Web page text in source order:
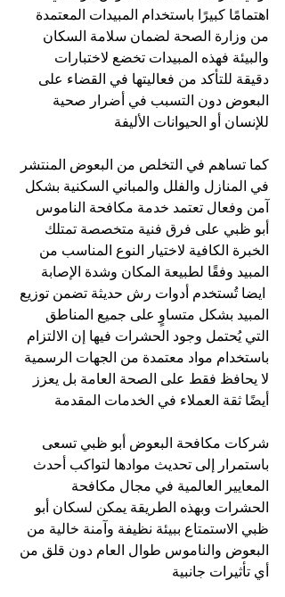
اهتمامًا كبيرًا باستخدام المبيدات المعتمدة
من وزارة الصحة لضمان سلامة السكان
والبيئة فهذه المبيدات تخضع لاختبارات
دقيقة للتأكد من فعاليتها في القضاء على
البعوض دون التسبب في أضرار صحية
للإنسان أو الحيوانات الأليفة
كما تساهم في التخلص من البعوض المنتشر
في المنازل والفلل والمباني السكنية بشكل
آمن وفعال تعتمد خدمة مكافحة الناموس
أبو ظبي على فرق فنية متخصصة تمتلك
الخبرة الكافية لاختيار النوع المناسب من
المبيد وفقًا لطبيعة المكان وشدة الإصابة
ايضا تُستخدم أدوات رش حديثة تضمن توزيع
المبيد بشكل متساوٍ على جميع المناطق
التي يُحتمل وجود الحشرات فيها إن الالتزام
باستخدام مواد معتمدة من الجهات الرسمية
لا يحافظ فقط على الصحة العامة بل يعزز
أيضًا ثقة العملاء في الخدمات المقدمة
شركات مكافحة البعوض أبو ظبي تسعى
باستمرار إلى تحديث موادها لتواكب أحدث
المعايير العالمية في مجال مكافحة
الحشرات وبهذه الطريقة يمكن لسكان أبو
ظبي الاستمتاع ببيئة نظيفة وآمنة خالية من
البعوض والناموس طوال العام دون قلق من
أي تأثيرات جانبية